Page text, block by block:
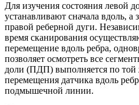
Для изучения состояния левой
устанавливают сначала вдоль, а
правой реберной дуги.
время сканирования
перемещение вдоль ребра,
позволяет осмотреть все
доли (ПДП) выполняется по той
перемещения датчика вдоль
подмышечной линии.